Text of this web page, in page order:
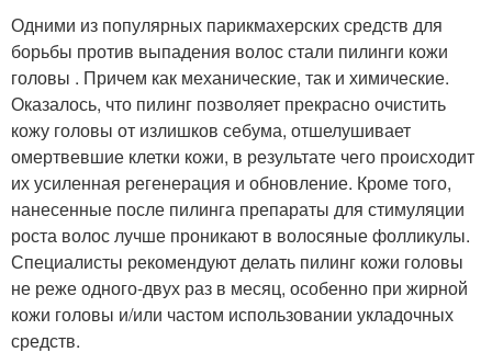
Одними из популярных парикмахерских средств для
борьбы против выпадения волос стали пилинги кожи
головы . Причем как механические, так и химические.
Оказалось, что пилинг позволяет прекрасно очистить
кожу головы от излишков себума, отшелушивает
омертвевшие клетки кожи, в результате чего происходит
их усиленная регенерация и обновление. Кроме того,
нанесенные после пилинга препараты для стимуляции
роста волос лучше проникают в волосяные фолликулы.
Специалисты рекомендуют делать пилинг кожи головы
не реже одного-двух раз в месяц, особенно при жирной
кожи головы и/или частом использовании укладочных
средств.